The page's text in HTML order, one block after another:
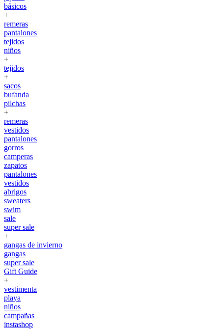
básicos
+
remeras
pantalones
tejidos
niños
+
tejidos
+
sacos
bufanda
pilchas
+
remeras
vestidos
pantalones
gorros
camperas
zapatos
pantalones
vestidos
abrigos
sweaters
swim
sale
super sale
+
gangas de invierno
gangas
super sale
Gift Guide
+
vestimenta
playa
niños
campañas
instashop